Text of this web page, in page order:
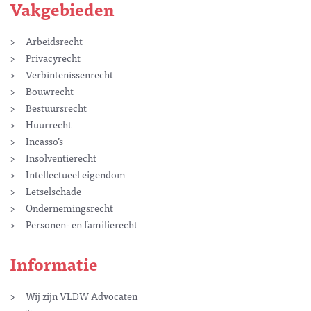
Vakgebieden
Arbeidsrecht
Privacyrecht
Verbintenissenrecht
Bouwrecht
Bestuursrecht
Huurrecht
Incasso’s
Insolventierecht
Intellectueel eigendom
Letselschade
Ondernemingsrecht
Personen- en familierecht
Informatie
Wij zijn VLDW Advocaten